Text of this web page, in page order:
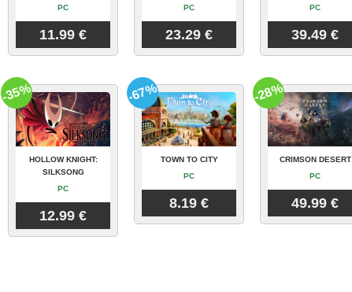
PC
11.99 €
PC
23.29 €
PC
39.49 €
HOLLOW KNIGHT:
SILKSONG
PC
12.99 €
-35%
TOWN TO CITY
PC
8.19 €
-67%
CRIMSON DESERT
PC
49.99 €
-28%